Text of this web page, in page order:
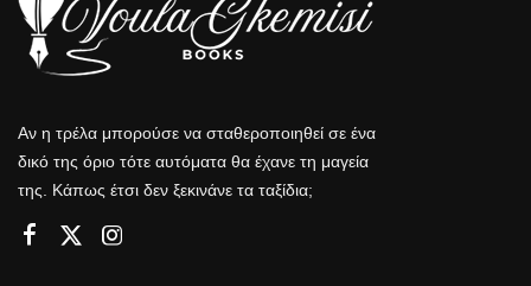
Αν η τρέλα μπορούσε να σταθεροποιηθεί σε ένα
δικό της όριο τότε αυτόματα θα έχανε τη μαγεία
της. Κάπως έτσι δεν ξεκινάνε τα ταξίδια;